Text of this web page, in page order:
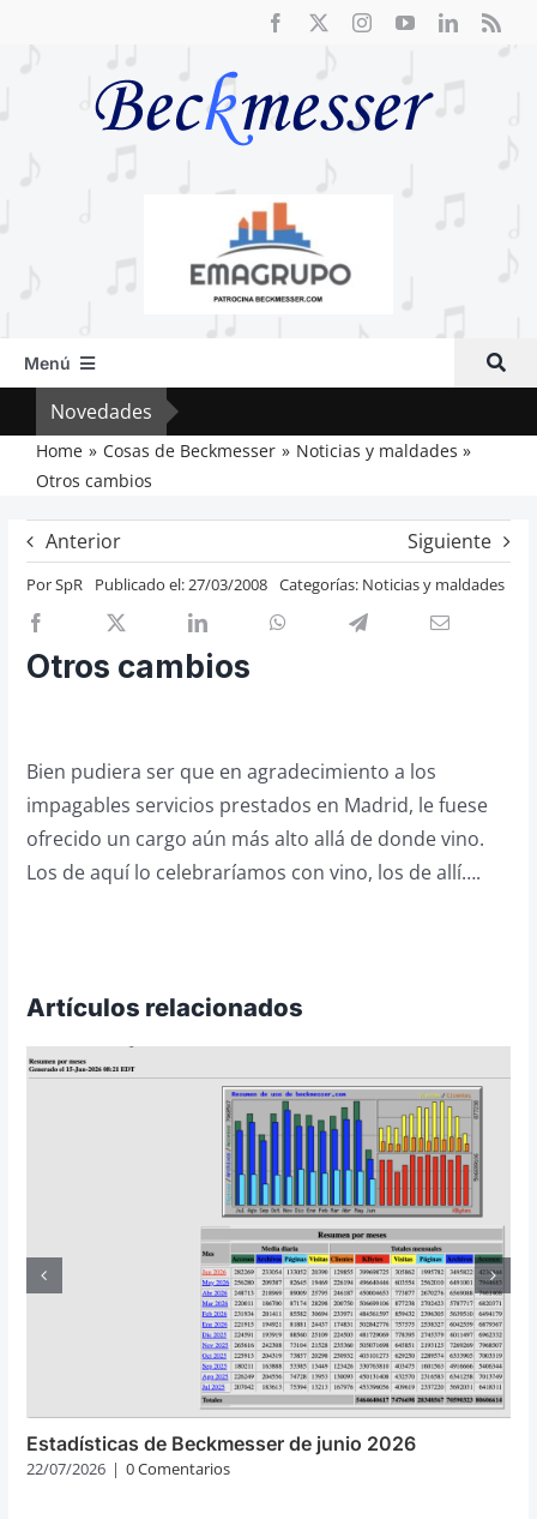
Menú
Inicio
Actual
Artículos
Crítica
Previos de ópera
Cosas de Beckmesser
Buscar:
Novedades
Home Cosas de Beckmesser
Noticias y maldades
Otros cambios
Anterior Siguiente
PorSpR Publicado el: 27/03/2008 Categorías: Noticias y maldades
Otros cambios
Bien pudiera ser que en agradecimiento a los
impagables servicios prestados en Madrid, le fuese
ofrecido un cargo aún más alto allá de donde vino.
Los de aquí lo celebraríamos con vino, los de allí….
Artículos relacionados
Estadísticas de Beckmesser de junio 2026
22/07/2026 | 0 Comentarios